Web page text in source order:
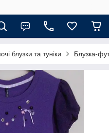
блузки та туніки Блузка-